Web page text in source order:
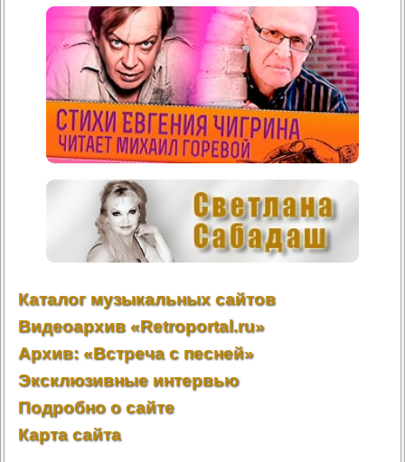
Каталог музыкальных сайтов
Видеоархив «Retroportal.ru»
Архив: «Встреча с песней»
Эксклюзивные интервью
Подробно о сайте
Карта сайта